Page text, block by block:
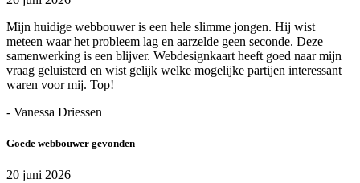
Mijn huidige webbouwer is een hele slimme jongen. Hij wist
meteen waar het probleem lag en aarzelde geen seconde. Deze
samenwerking is een blijver. Webdesignkaart heeft goed naar mijn
vraag geluisterd en wist gelijk welke mogelijke partijen interessant
waren voor mij. Top!
- Vanessa Driessen
Goede webbouwer gevonden
20 juni 2026